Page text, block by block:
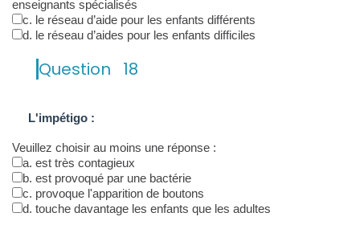
enseignants spécialisés
c. le réseau d’aide pour les enfants différents
d. le réseau d’aides pour les enfants difficiles
Question 18
L'impétigo :
Veuillez choisir au moins une réponse :
a. est très contagieux
b. est provoqué par une bactérie
c. provoque l'apparition de boutons
d. touche davantage les enfants que les adultes